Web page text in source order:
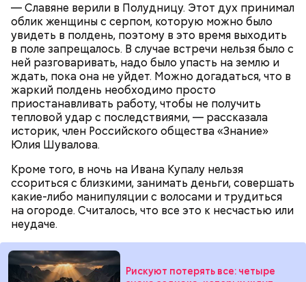
— Славяне верили в Полудницу. Этот дух принимал
облик женщины с серпом, которую можно было
увидеть в полдень, поэтому в это время выходить
в поле запрещалось. В случае встречи нельзя было с
ней разговаривать, надо было упасть на землю и
ждать, пока она не уйдет. Можно догадаться, что в
жаркий полдень необходимо просто
приостанавливать работу, чтобы не получить
тепловой удар с последствиями, — рассказала
историк, член Российского общества «Знание»
Юлия Шувалова.
Кроме того, в ночь на Ивана Купалу нельзя
ссориться с близкими, занимать деньги, совершать
какие-либо манипуляции с волосами и трудиться
на огороде. Считалось, что все это к несчастью или
неудаче.
Рискуют потерять все: четыре